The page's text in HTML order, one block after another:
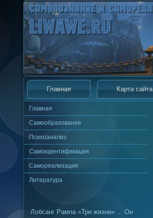
Главная Карта сайта
Главная
Самообразование
Психоанализ
Самоидентификация
Самореализация
Литература
Лобсанг Рампа «Три жизни» ... Он